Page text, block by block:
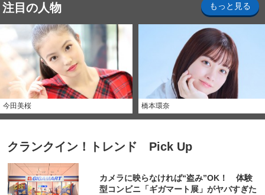
注目の人物 もっと見る
今田美桜 橋本環奈
クランクイン！トレンド Pick Up
カメラに映らなければ“盗み”OK！ 体験
型コンビニ「ギガマート展」がヤバすぎた